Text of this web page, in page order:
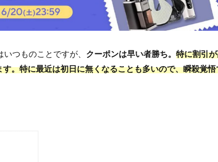
つものことですが、 クーポンは早い者勝ち。 特に割引
。特に最近は初日に無くなることも多いので、瞬殺覚